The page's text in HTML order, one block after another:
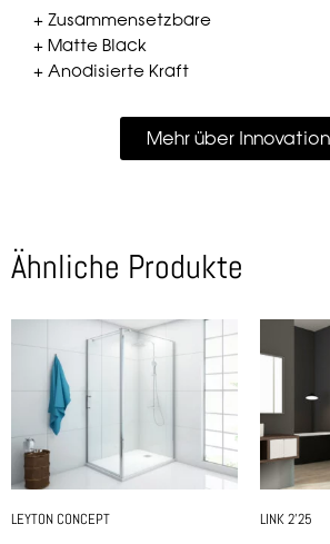
+ Zusammensetzbare
+ Matte Black
+ Anodisierte Kraft
Mehr über
Ähnliche Produkte
LEYTON CONCEPT LINK 2'25